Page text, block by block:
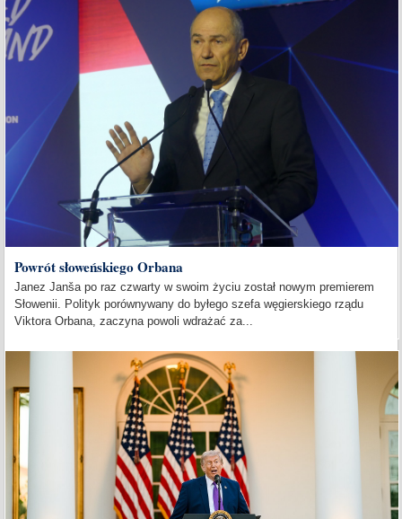
Powrót słoweńskiego Orbana
Janez Janša po raz czwarty w swoim życiu został nowym premierem
Słowenii. Polityk porównywany do byłego szefa węgierskiego rządu
Viktora Orbana, zaczyna powoli wdrażać za...